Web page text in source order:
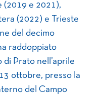
(2019 e 2021),
(2022) e Trieste
del decimo
raddoppiato
di Prato nell’aprile
ottobre, presso la
del Campo